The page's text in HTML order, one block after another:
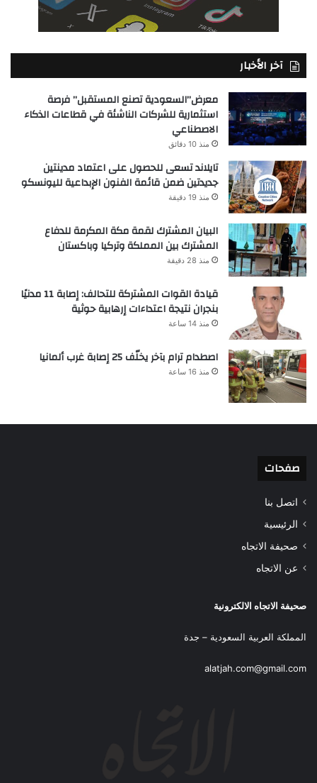
آخر الأخبار
معرض”السعودية تصنع المستقبل” فرصة
استثمارية للشركات الناشئة في قطاعات الذكاء
الاصطناعي
منذ 10 دقائق
تايلاند تسعى للحصول على اعتماد مدينتين
جديدتين ضمن قائمة الفنون الإبداعية لليونسكو
منذ 19 دقيقة
البيان المشترك لقمة مكة المكرمة للدفاع
المشترك بين المملكة وتركيا وباكستان
منذ 28 دقيقة
قيادة القوات المشتركة للتحالف: إصابة 11 مدنيًا
بنجران نتيجة اعتداءات إرهابية حوثية
منذ 14 ساعة
اصطدام ترام بآخر يخلّف 25 إصابة غرب ألمانيا
منذ 16 ساعة
صفحات
اتصل بنا
الرئيسية
صحيفة الاتجاه
عن الاتجاه
صحيفة الاتجاه الالكترونية
المملكة العربية السعودية – جدة
alatjah.com@gmail.com